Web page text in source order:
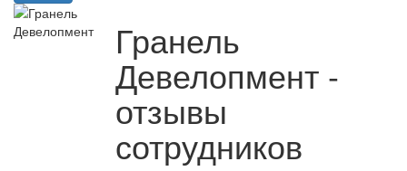
Гранель
Девелопмент -
отзывы
сотрудников